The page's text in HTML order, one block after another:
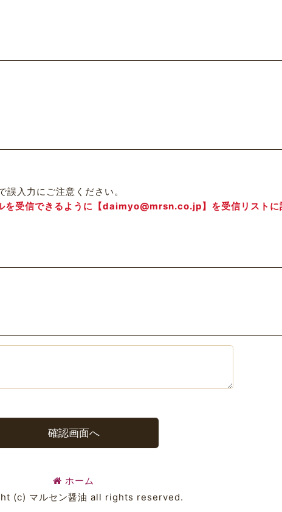
入力にご注意ください。
受信できるように【daimyo@mrsn.co.jp】を受信リストに
確認画面へ
ホーム
(c) マルセン醤油 all rights reserved.